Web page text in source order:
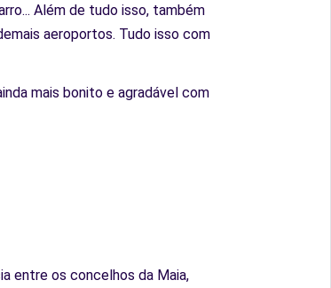
Além de tudo isso, também
aeroportos. Tudo isso com
mais bonito e agradável com
entre os concelhos da Maia,